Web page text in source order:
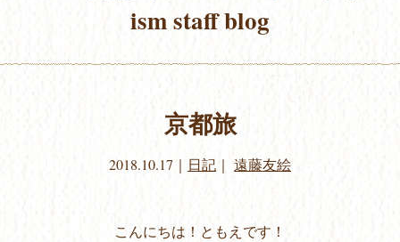
京都旅
2018.10.17 ｜ 日記 ｜ 遠藤友絵
こんにちは！ともえです！